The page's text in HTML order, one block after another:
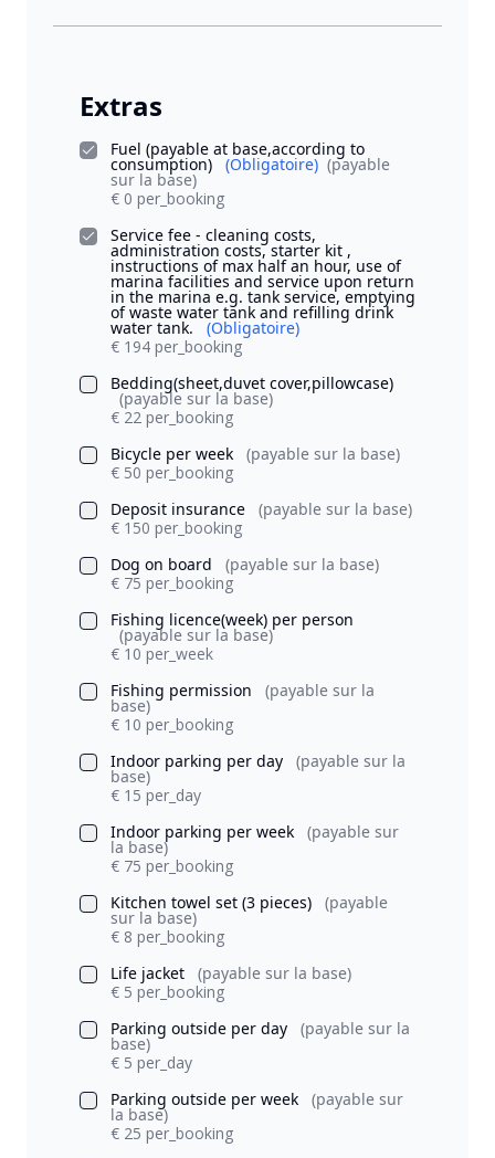
Extras
Fuel (payable at base,according to
consumption) (Obligatoire) (payable
sur la base)
€ 0 per_booking
Service fee - cleaning costs,
administration costs, starter kit ,
instructions of max half an hour, use of
marina facilities and service upon return
in the marina e.g. tank service, emptying
of waste water tank and refilling drink
water tank.
(Obligatoire)
€ 194 per_booking
Bedding(sheet,duvet cover,pillowcase)
(payable sur la base)
€ 22 per_booking
Bicycle per week
(payable sur la base)
€ 50 per_booking
Deposit insurance
(payable sur la base)
€ 150 per_booking
Dog on board
(payable sur la base)
€ 75 per_booking
Fishing licence(week) per person
(payable sur la base)
€ 10 per_week
Fishing permission
(payable sur la
base)
€ 10 per_booking
Indoor parking per day
(payable sur la
base)
€ 15 per_day
Indoor parking per week
(payable sur
la base)
€ 75 per_booking
Kitchen towel set (3 pieces)
(payable
sur la base)
€ 8 per_booking
Life jacket
(payable sur la base)
€ 5 per_booking
Parking outside per day
(payable sur la
base)
€ 5 per_day
Parking outside per week
(payable sur
la base)
€ 25 per_booking